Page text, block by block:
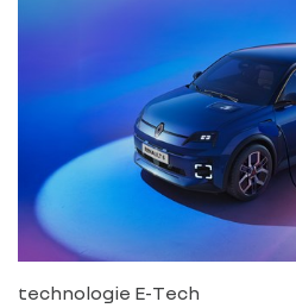
technologie E-Tech